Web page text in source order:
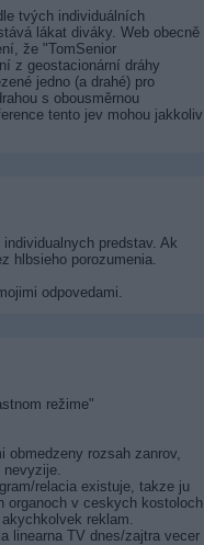
tvých individuálních
lákat diváky. Web obecně
že "TomSenior
z geostacionární dráhy
jedno (a drahé) pro
s obousměrnou
tento jev mohou jakkoliv
predstav. Ak
hlbsieho porozumenia.
odpovedami.
režime"
rozsah zanrov,
relacia existuje, takze ju
organoch v ceskych kostoloch
reklam.
linearna TV dnes/zajtra vecer